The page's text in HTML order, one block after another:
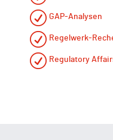
GAP-Analysen
Regelwerk-
Regulatory